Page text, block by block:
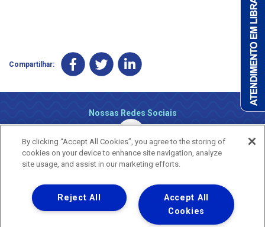
Compartilhar:
Nossas Redes Sociais
Uma empresa
Copyright ® 2026 - Todos os Direitos Reservados.
By clicking “Accept All Cookies”, you agree to the storing of
cookies on your device to enhance site navigation, analyze
site usage, and assist in our marketing efforts.
Accept All
Cookies
Reject All